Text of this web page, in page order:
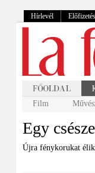
Hírlevél Előfizetés
Film
Egy
Újra fénykorukat